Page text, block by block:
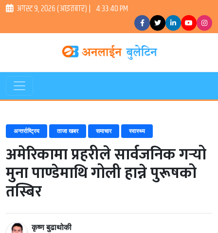
अगस्ट ९, २०२६ (आइतबार) | 4:33:41 PM
अन्तर्राष्ट्रिय ताजा खबर समाचार स्वास्थ्य
अमेरिकामा प्रहरीले सार्वजनिक गर्‍यो
मुना पाण्डेमाथि गोली हान्ने पुरूषको
तस्बिर
कृष्ण बुढाथोकी